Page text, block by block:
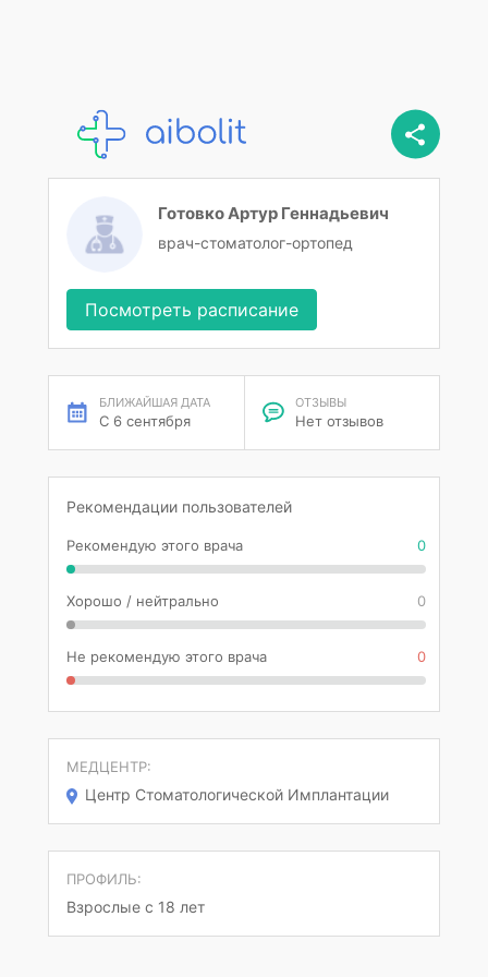
Готовко Артур Геннадьевич
врач-стоматолог-ортопед
Посмотреть расписание
БЛИЖАЙШАЯ ДАТА
С 6 сентября
ОТЗЫВЫ
Нет отзывов
Рекомендации пользователей
Рекомендую этого врача 0
Хорошо / нейтрально 0
Не рекомендую этого врача 0
МЕДЦЕНТР:
Центр Стоматологической Имплантации
ПРОФИЛЬ:
Взрослые с 18 лет